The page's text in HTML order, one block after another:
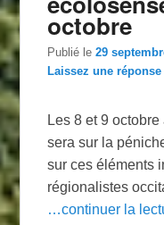
octobre
Publié le29
Laissez une réponse
Les 8 et 9
sera sur la
sur ces éléments
régionalistes
…continuer la